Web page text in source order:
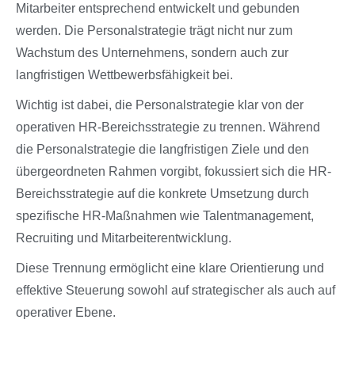
Mitarbeiter entsprechend entwickelt und gebunden
werden. Die Personalstrategie trägt nicht nur zum
Wachstum des Unternehmens, sondern auch zur
langfristigen Wettbewerbsfähigkeit bei.
Wichtig ist dabei, die Personalstrategie klar von der
operativen HR-Bereichsstrategie zu trennen. Während
die Personalstrategie die langfristigen Ziele und den
übergeordneten Rahmen vorgibt, fokussiert sich die HR-
Bereichsstrategie auf die konkrete Umsetzung durch
spezifische HR-Maßnahmen wie Talentmanagement,
Recruiting und Mitarbeiterentwicklung.
Diese Trennung ermöglicht eine klare Orientierung und
effektive Steuerung sowohl auf strategischer als auch auf
operativer Ebene.